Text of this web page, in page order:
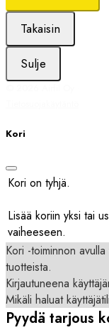
Takaisin
Sulje
Kori
Kori on tyhjä.
Lisää koriin yksi tai
vaiheeseen.
Kori -toiminnon
tuotteista.
Kirjautuneena
Mikäli haluat
Pyydä tarjous